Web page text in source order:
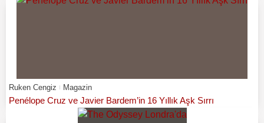
Ruken Cengiz Magazin
Penélope Cruz ve Javier Bardem’in 16 Yıllık Aşk Sırrı